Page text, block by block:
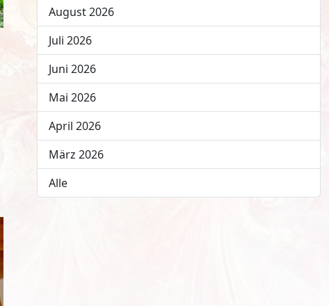
August 2026
Juli 2026
Juni 2026
Mai 2026
April 2026
März 2026
Alle